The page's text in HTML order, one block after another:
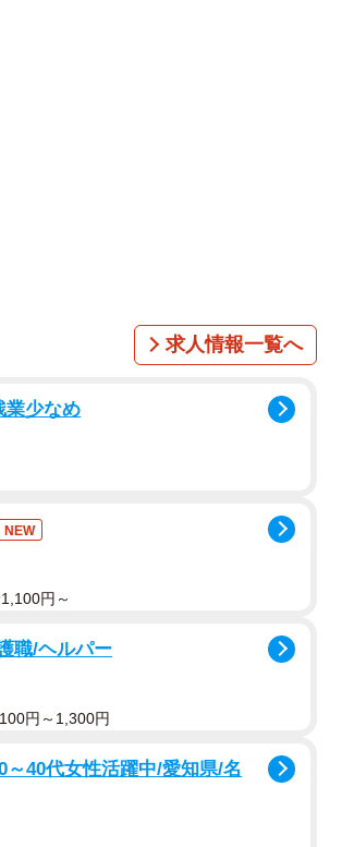
求人情報一覧へ
業少なめ
NEW
円～
職/ヘルパー
円～1,300円
40代女性活躍中/愛知県/名